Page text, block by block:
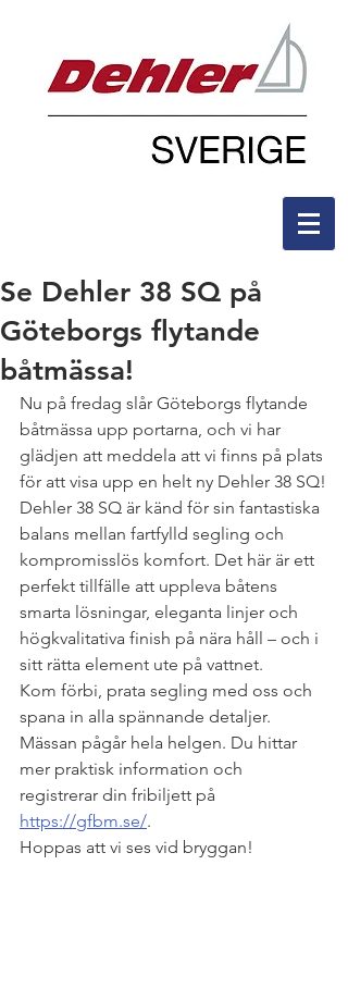
Se Dehler 38 SQ på
Göteborgs flytande
båtmässa!
Nu på fredag slår Göteborgs flytande
båtmässa upp portarna, och vi har
glädjen att meddela att vi finns på plats
för att visa upp en helt ny Dehler 38 SQ!
Dehler 38 SQ är känd för sin fantastiska
balans mellan fartfylld segling och
kompromisslös komfort. Det här är ett
perfekt tillfälle att uppleva båtens
smarta lösningar, eleganta linjer och
högkvalitativa finish på nära håll – och i
sitt rätta element ute på vattnet.
Kom förbi, prata segling med oss och
spana in alla spännande detaljer.
Mässan pågår hela helgen. Du hittar
mer praktisk information och
registrerar din fribiljett på
https://gfbm.se/.
Hoppas att vi ses vid bryggan!